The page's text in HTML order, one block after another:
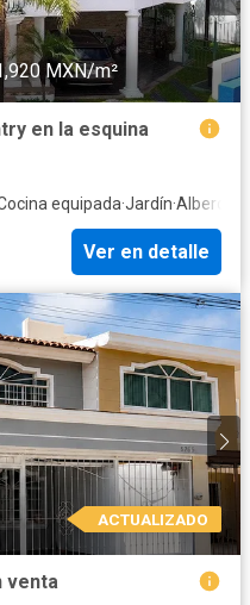
MXN/m²
en la esquina
equipada·Jardín·Alberca
Ver en detalle
ACTUALIZADO
venta